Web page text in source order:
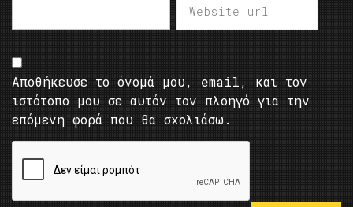
Αποθήκευσε το όνομά μου, email, και τον
ιστότοπο μου σε αυτόν τον πλοηγό για την
επόμενη φορά που θα σχολιάσω.